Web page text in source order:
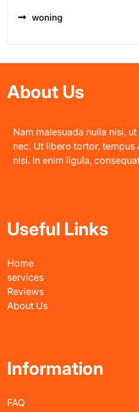
woning
About Us
Nam malesuada nulla nisi,
nec. Ut libero tortor, tempus
nisi. In enim ligula,
Useful Links
Home
services
Reviews
About Us
Information
FAQ